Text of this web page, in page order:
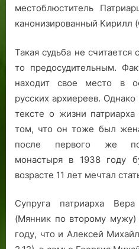
местоблюститель
канонизированный Кирилл
Такая судьба не
то предосудительным.
находит свое место в
русских архиереев.
тексте о жизни
том, что он тоже был
после первого же
монастыря в 1938 году
возрасте 11 лет мечтал
Супруга патриарха
(Мянник по второму
году, что и Алексей